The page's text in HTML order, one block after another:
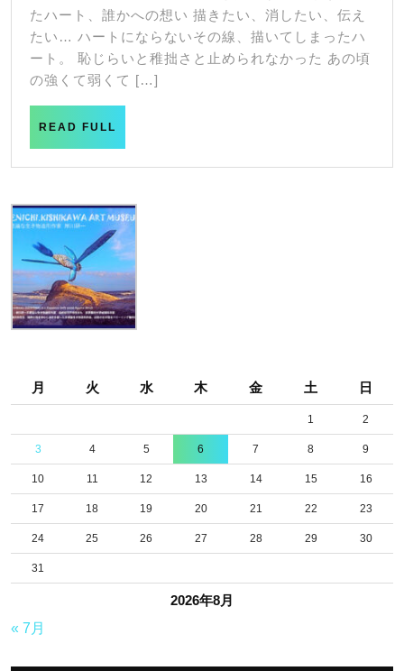
93
日
たハート、誰かへの想い 描きたい、消したい、伝え
たい… ハートにならないその線、描いてしまったハ
ート。 恥じらいと稚拙さと止められなかった あの頃
の強くて弱くて […]
READ FULL
2026年8月
月 火 水 木 金 土 日
1 2
3 4 5 6 7 8 9
10 11 12 13 14 15 16
17 18 19 20 21 22 23
24 25 26 27 28 29 30
31
« 7月